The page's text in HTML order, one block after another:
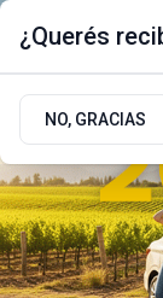
¿Querés
NO, GRACIAS